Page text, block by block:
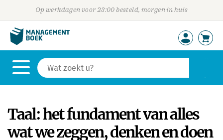
Op werkdagen voor 23:00 besteld, morgen in huis
Taal: het fundament van alles
wat we zeggen, denken en doen